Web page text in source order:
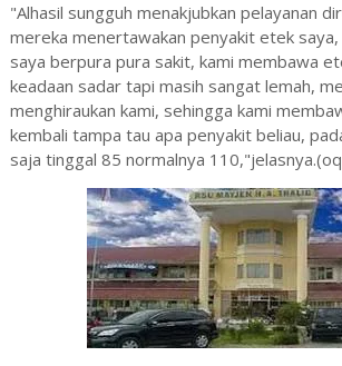
"Alhasil sungguh menakjubkan pelayanan
mereka menertawakan penyakit etek
saya berpura pura sakit, kami membawa
keadaan sadar tapi masih sangat lemah,
menghiraukan kami, sehingga kami
kembali tampa tau apa penyakit beliau,
saja tinggal 85 normalnya